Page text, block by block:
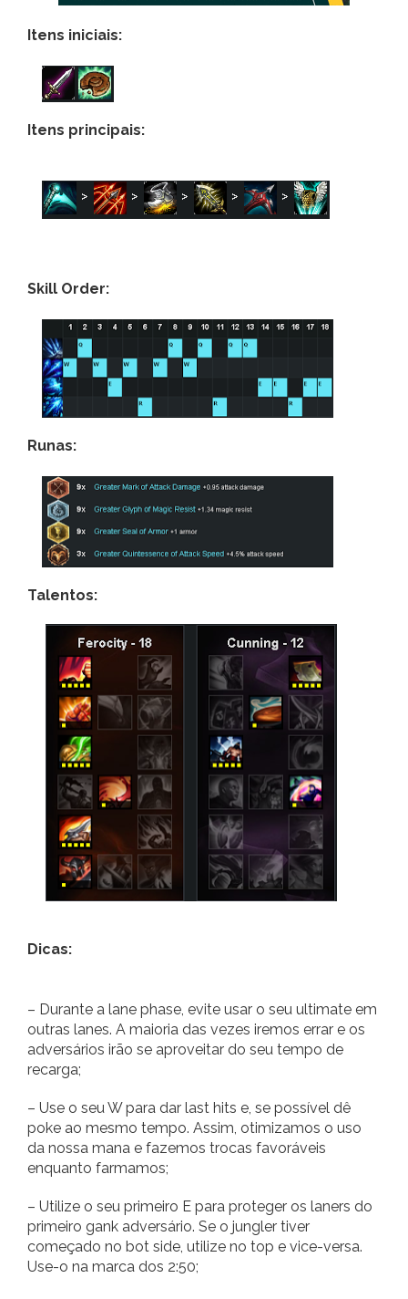
Itens iniciais:
Itens principais:
Skill Order:
Runas:
Talentos:
Dicas:
– Durante a lane phase, evite usar o seu ultimate em
outras lanes. A maioria das vezes iremos errar e os
adversários irão se aproveitar do seu tempo de
recarga;
– Use o seu W para dar last hits e, se possível dê
poke ao mesmo tempo. Assim, otimizamos o uso
da nossa mana e fazemos trocas favoráveis
enquanto farmamos;
– Utilize o seu primeiro E para proteger os laners do
primeiro gank adversário. Se o jungler tiver
começado no bot side, utilize no top e vice-versa.
Use-o na marca dos 2:50;